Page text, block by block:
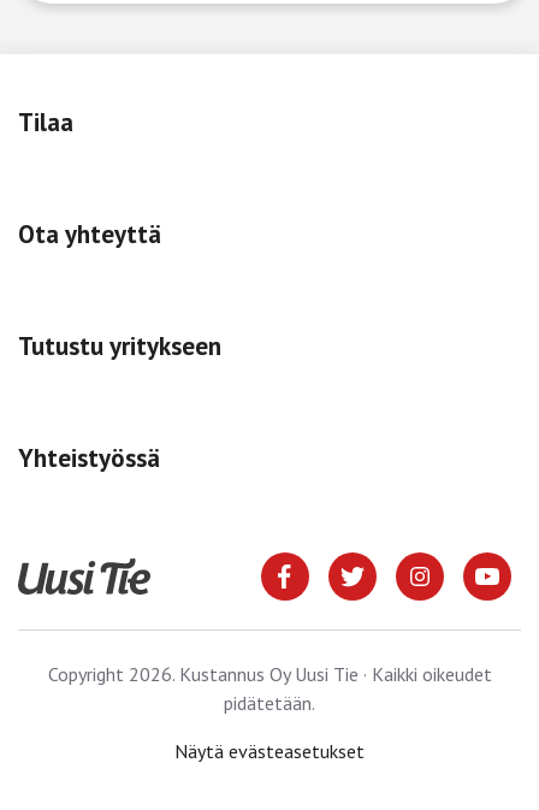
Tilaa
Ota yhteyttä
Tutustu yritykseen
Yhteistyössä
Copyright 2026. Kustannus Oy Uusi Tie · Kaikki oikeudet
pidätetään.
Näytä evästeasetukset